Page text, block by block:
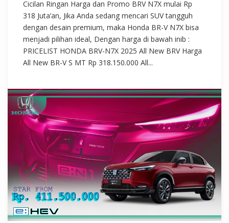
Cicilan Ringan Harga dan Promo BRV N7X mulai Rp
318 Juta’an, Jika Anda sedang mencari SUV tangguh
dengan desain premium, maka Honda BR-V N7X bisa
menjadi pilihan ideal, Dengan harga di bawah inib :
PRICELIST HONDA BRV-N7X 2025 All New BRV Harga
All New BR-V S MT Rp 318.150.000 All...